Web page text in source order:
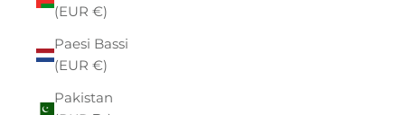
(EUR €)
Paesi Bassi
(EUR €)
Pakistan